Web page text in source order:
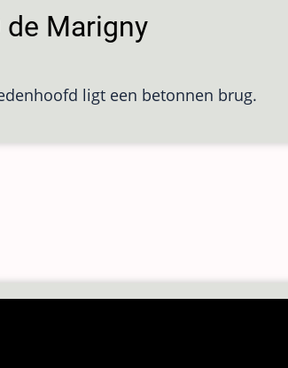
de Marigny
ligt een betonnen brug.